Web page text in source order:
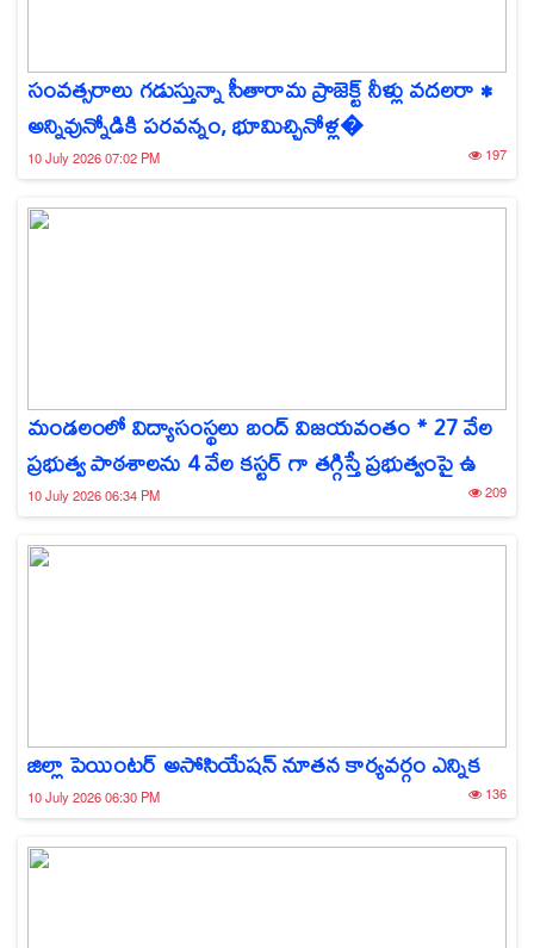
సంవత్సరాలు గడుస్తున్నా సీతారామ ప్రాజెక్ట్ నీళ్లు వదలరా •
అన్నివున్నోడికి పరవన్నం, భూమిచ్చినోళ్ల�
10 July 2026 07:02 PM 197
మండలంలో విద్యాసంస్థలు బంద్ విజయవంతం * 27 వేల
ప్రభుత్వ పాఠశాలను 4 వేల కస్టర్ గా తగ్గిస్తే ప్రభుత్వంపై ఉ
10 July 2026 06:34 PM 209
జిల్లా పెయింటర్ అసోసియేషన్ నూతన కార్యవర్గం ఎన్నిక
10 July 2026 06:30 PM 136